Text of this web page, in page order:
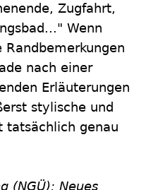
Zugfahrt,
Wenn
nach einer
Erläuterungen
stylische und
tatsächlich genau
(NGÜ): Neues